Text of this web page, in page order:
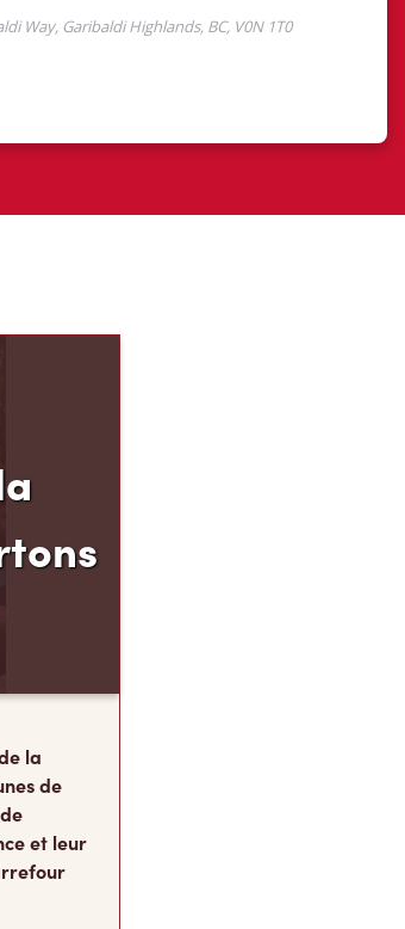
la
de
et leur